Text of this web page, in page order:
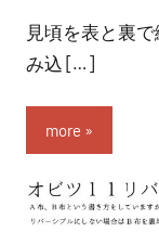
者:
nitchom
見頃を表と裏
み込 […]
more